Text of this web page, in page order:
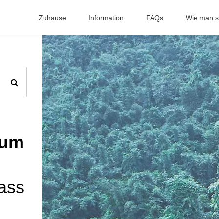
Zuhause Information FAQs Wie man